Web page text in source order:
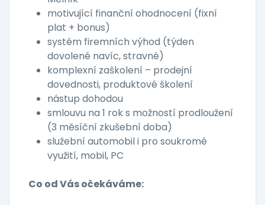
motivující finanční ohodnocení (fixní
plat + bonus)
systém firemních výhod (týden
dovolené navíc, stravné)
komplexní zaškolení – prodejní
dovednosti, produktové školení
nástup dohodou
smlouvu na 1 rok s možností prodloužení
(3 měsíční zkušební doba)
služební automobil i pro soukromé
využití, mobil, PC
Co od Vás očekáváme: